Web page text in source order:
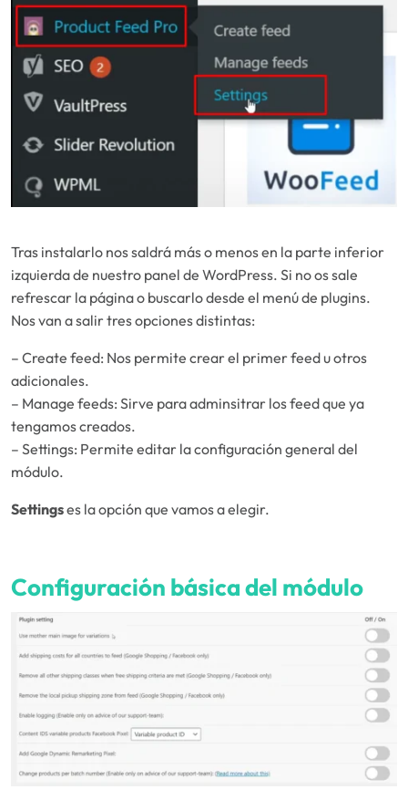
Tras instalarlo nos saldrá más o menos en la parte inferior
izquierda de nuestro panel de WordPress. Si no os sale
refrescar la página o buscarlo desde el menú de plugins.
Nos van a salir tres opciones distintas:
– Create feed: Nos permite crear el primer feed u otros
adicionales.
– Manage feeds: Sirve para adminsitrar los feed que ya
tengamos creados.
– Settings: Permite editar la configuración general del
módulo.
Settingses la opción que vamos a elegir.
Configuración básica del módulo